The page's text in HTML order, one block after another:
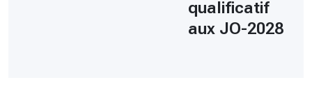
qualificatif
aux JO-2028